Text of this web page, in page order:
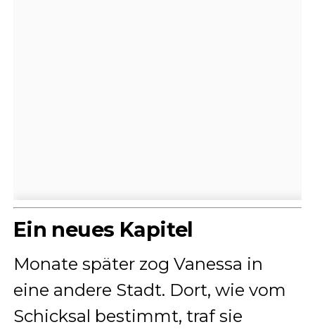
Ein neues Kapitel
Monate später zog Vanessa in
eine andere Stadt. Dort, wie vom
Schicksal bestimmt, traf sie